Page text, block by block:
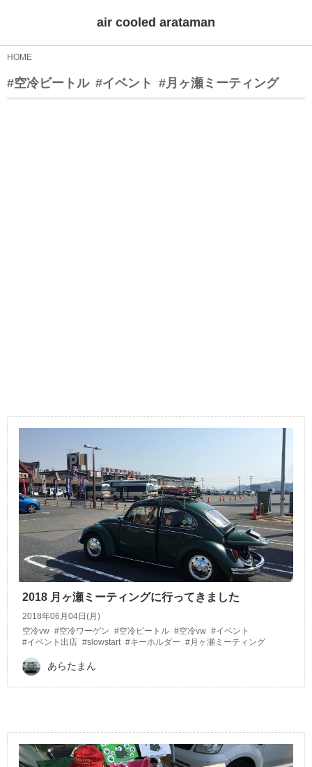
air cooled arataman
HOME
#空冷ビートル #イベント #月ヶ瀬ミーティング
2018 月ヶ瀬ミーティングに行ってきました
2018年06月04日(月)
空冷vw #空冷ワーゲン #空冷ビートル #空冷vw #イベント
#イベント出店 #slowstart #キーホルダー #月ヶ瀬ミーティング
あらたまん